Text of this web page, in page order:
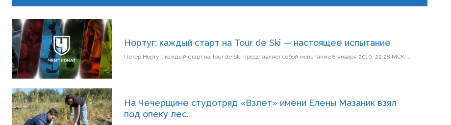
Нортуг: каждый старт на Tour de Ski — настоящее испытание
Петер Нортуг: каждый старт на Tour de Ski представляет собой испытание 8 января 2010, 22:28 МСК ...
На Чечерщине студотряд «Взлет» имени Елены Мазаник взял
под опеку лес.